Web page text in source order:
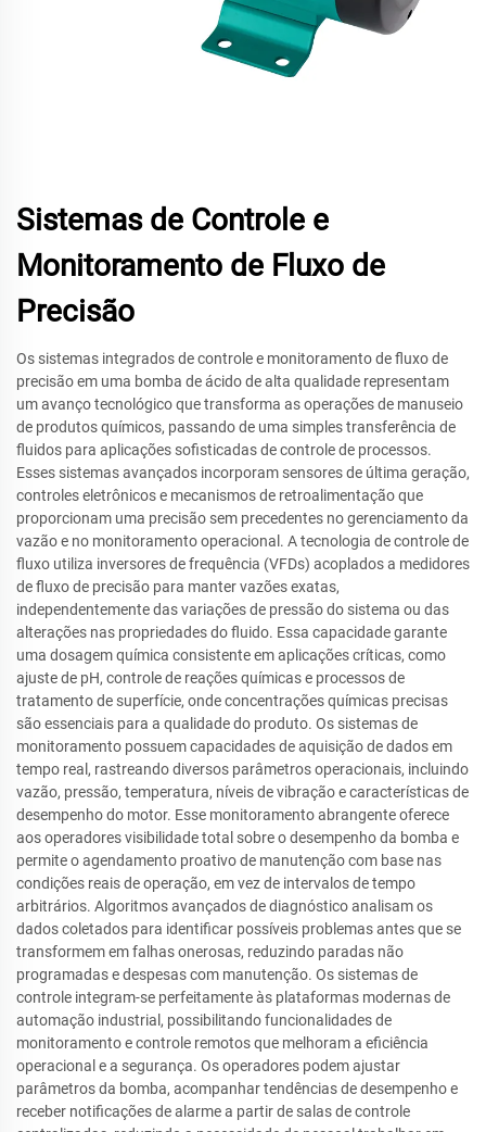
Sistemas de Controle e
Monitoramento de Fluxo de
Precisão
Os sistemas integrados de controle e monitoramento de fluxo de
precisão em uma bomba de ácido de alta qualidade representam
um avanço tecnológico que transforma as operações de manuseio
de produtos químicos, passando de uma simples transferência de
fluidos para aplicações sofisticadas de controle de processos.
Esses sistemas avançados incorporam sensores de última geração,
controles eletrônicos e mecanismos de retroalimentação que
proporcionam uma precisão sem precedentes no gerenciamento da
vazão e no monitoramento operacional. A tecnologia de controle de
fluxo utiliza inversores de frequência (VFDs) acoplados a medidores
de fluxo de precisão para manter vazões exatas,
independentemente das variações de pressão do sistema ou das
alterações nas propriedades do fluido. Essa capacidade garante
uma dosagem química consistente em aplicações críticas, como
ajuste de pH, controle de reações químicas e processos de
tratamento de superfície, onde concentrações químicas precisas
são essenciais para a qualidade do produto. Os sistemas de
monitoramento possuem capacidades de aquisição de dados em
tempo real, rastreando diversos parâmetros operacionais, incluindo
vazão, pressão, temperatura, níveis de vibração e características de
desempenho do motor. Esse monitoramento abrangente oferece
aos operadores visibilidade total sobre o desempenho da bomba e
permite o agendamento proativo de manutenção com base nas
condições reais de operação, em vez de intervalos de tempo
arbitrários. Algoritmos avançados de diagnóstico analisam os
dados coletados para identificar possíveis problemas antes que se
transformem em falhas onerosas, reduzindo paradas não
programadas e despesas com manutenção. Os sistemas de
controle integram-se perfeitamente às plataformas modernas de
automação industrial, possibilitando funcionalidades de
monitoramento e controle remotos que melhoram a eficiência
operacional e a segurança. Os operadores podem ajustar
parâmetros da bomba, acompanhar tendências de desempenho e
receber notificações de alarme a partir de salas de controle